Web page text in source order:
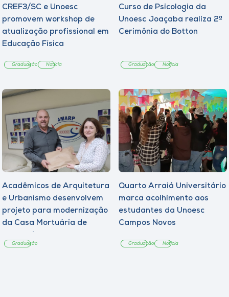
CREF3/SC e Unoesc
promovem workshop de
atualização profissional em
Educação Física
Graduação Notícia
Curso de Psicologia da
Unoesc Joaçaba realiza 2ª
Cerimônia do Botton
Graduação Notícia
Acadêmicos de Arquitetura
e Urbanismo desenvolvem
projeto para modernização
da Casa Mortuária de
Graduação
Quarto Arraiá Universitário
marca acolhimento aos
estudantes da Unoesc
Campos Novos
Graduação Notícia